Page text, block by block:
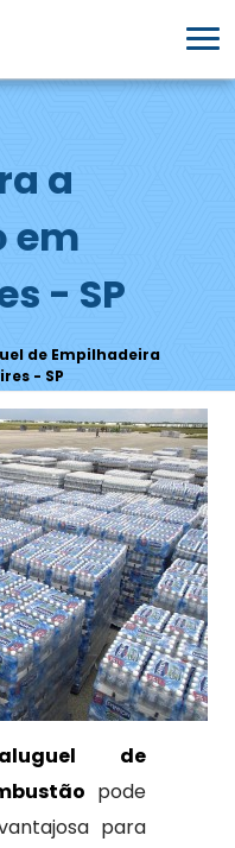
a
em
- SP
de Empilhadeira
- SP
aluguel de
pode
para